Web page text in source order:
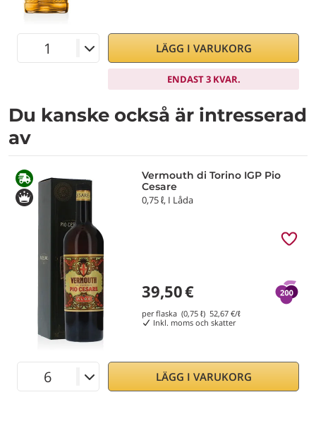
LÄGG I VARUKORG
ENDAST 3 KVAR.
Du kanske också är intresserad
av
Vermouth di Torino IGP Pio
Cesare
0,75 ℓ, I Låda
39,50€
per flaska (0,75 ℓ) 52,67€/ℓ
Inkl. moms och skatter
LÄGG I VARUKORG